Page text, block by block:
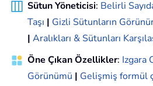
Sütun Yöneticisi: Belirli
Taşı | Gizli Sütunların
| Aralıkları & Sütunları
Öne Çıkan Özellikler: Izgara
Görünümü | Gelişmiş formül